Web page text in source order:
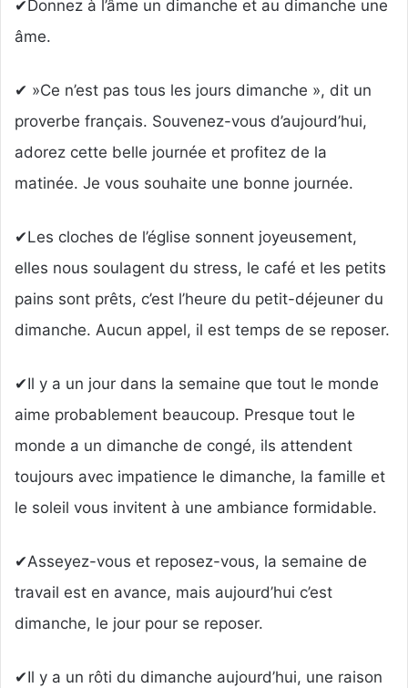
✔Donnez à l’âme un dimanche et au dimanche une
âme.
✔ »Ce n’est pas tous les jours dimanche », dit un
proverbe français. Souvenez-vous d’aujourd’hui,
adorez cette belle journée et profitez de la
matinée. Je vous souhaite une bonne journée.
✔Les cloches de l’église sonnent joyeusement,
elles nous soulagent du stress, le café et les petits
pains sont prêts, c’est l’heure du petit-déjeuner du
dimanche. Aucun appel, il est temps de se reposer.
✔Il y a un jour dans la semaine que tout le monde
aime probablement beaucoup. Presque tout le
monde a un dimanche de congé, ils attendent
toujours avec impatience le dimanche, la famille et
le soleil vous invitent à une ambiance formidable.
✔Asseyez-vous et reposez-vous, la semaine de
travail est en avance, mais aujourd’hui c’est
dimanche, le jour pour se reposer.
✔Il y a un rôti du dimanche aujourd’hui, une raison